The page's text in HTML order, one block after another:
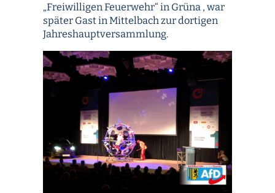
„Freiwilligen Feuerwehr“ in Grüna , war
später Gast in Mittelbach zur dortigen
Jahreshauptversammlung.